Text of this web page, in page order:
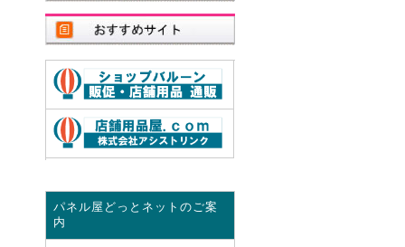
パネル屋どっとネットのご案
内